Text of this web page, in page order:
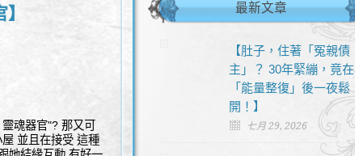
魂器官"? 那又可
並且在接受 這種
最新文章
【肚子，住著「冤親債
主」？ 30年緊繃，竟在
「能量整復」後一夜鬆
開！】
七月 29, 2026